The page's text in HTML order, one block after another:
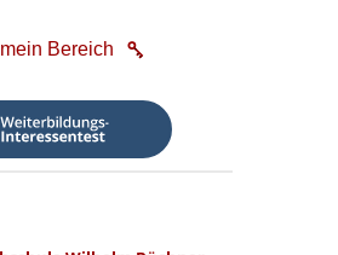
mein Bereich